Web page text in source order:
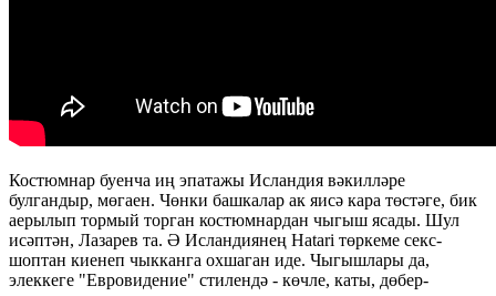
Костюмнар буенча иң эпатажы Исландия вәкилләре
булгандыр, мөгаен. Чөнки башкалар ак яисә кара төстәге, бик
аерылып тормый торган костюмнардан чыгыш ясады. Шул
исәптән, Лазарев та. Ә Исландиянең Hatari төркеме секс-
шоптан киенеп чыкканга охшаган иде. Чыгышлары да,
элеккеге "Евровидение" стилендә - көчле, каты, дөбер-